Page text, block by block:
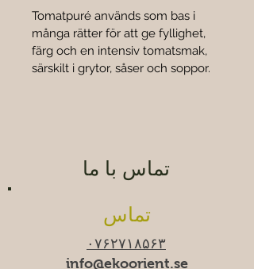
Tomatpuré används som bas i
många rätter för att ge fyllighet,
färg och en intensiv tomatsmak,
särskilt i grytor, såser och soppor.
تماس با ما
تماس
۰۷۶۲۷۱۸۵۶۳
info@ekoorient.se